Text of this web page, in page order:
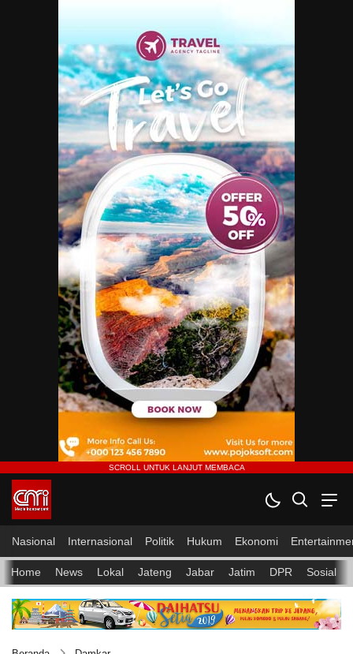
Nasional Internasional Politik Hukum Ekonomi
Home News Lokal Jateng Jabar Jatim DPR Sosial